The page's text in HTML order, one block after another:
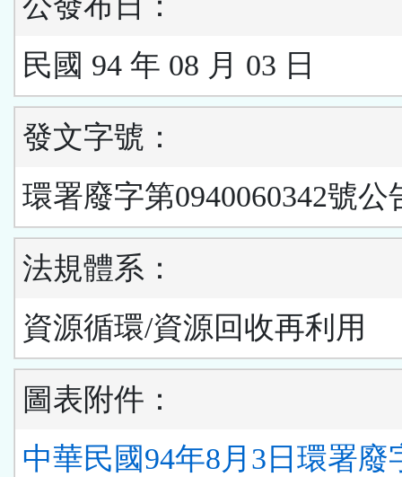
民國 94 年 08 月 03 日
發文字號：
環署廢字第0940060342號公
法規體系：
資源循環/資源回收再利用
圖表附件：
中華民國94年8月3日環署廢